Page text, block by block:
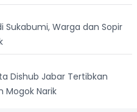
Sukabumi, Warga dan Sopir
Dishub Jabar Tertibkan
Mogok Narik